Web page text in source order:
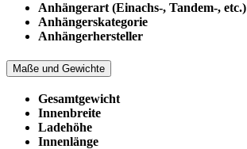
Anhängerart (Einachs-, Tandem-, etc.)
Anhängerskategorie
Anhängerhersteller
Maße und Gewichte
Gesamtgewicht
Innenbreite
Ladehöhe
Innenlänge